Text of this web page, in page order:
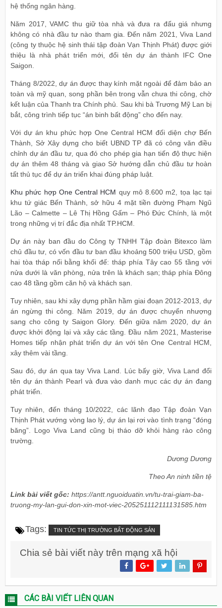
hệ thống ngân hàng.
Năm 2017, VAMC thu giữ tòa nhà và đưa ra đấu giá nhưng
không có nhà đầu tư nào tham gia. Đến năm 2021, Viva Land
(công ty thuộc hệ sinh thái tập đoàn Vạn Thịnh Phát) được giới
thiệu là nhà phát triển mới, đổi tên dự án thành IFC One
Saigon.
Tháng 8/2022, dự án được thay kính mặt ngoài để đảm bảo an
toàn và mỹ quan, song phần bên trong vẫn chưa thi công, chờ
kết luận của Thanh tra Chính phủ. Sau khi bà Trương Mỹ Lan bị
bắt, công trình tiếp tục “án binh bất động” cho đến nay.
Với dự án khu phức hợp One Central HCM đối diện chợ Bến
Thành, Sở Xây dựng cho biết UBND TP đã có công văn điều
chỉnh dự án đầu tư, qua đó cho phép gia hạn tiến độ thực hiện
dự án thêm 48 tháng và giao Sở hướng dẫn chủ đầu tư hoàn
tất thủ tục để dự án triển khai đúng pháp luật.
Khu phức hợp One Central HCM quy mô 8.600 m2, tọa lạc tại
khu tứ giác Bến Thành, sở hữu 4 mặt tiền đường Phạm Ngũ
Lão – Calmette – Lê Thị Hồng Gấm – Phó Đức Chính, là một
trong những vị trí đắc địa nhất TP.HCM.
Dự án này ban đầu do Công ty TNHH Tập đoàn Bitexco làm
chủ đầu tư, có vốn đầu tư ban đầu khoảng 500 triệu USD, gồm
hai tòa tháp nối bằng khối đế: tháp phía Tây cao 55 tầng với
nửa dưới là văn phòng, nửa trên là khách sạn; tháp phía Đông
cao 48 tầng gồm căn hộ và khách sạn.
Tuy nhiên, sau khi xây dựng phần hầm giai đoạn 2012-2013, dự
án ngừng thi công. Năm 2019, dự án được chuyển nhượng
sang cho công ty Saigon Glory. Đến giữa năm 2020, dự án
được khởi động lại và xây các tầng. Đầu năm 2021, Masterise
Homes tiếp nhận phát triển dự án với tên One Central HCM,
xây thêm vài tầng.
Sau đó, dự án qua tay Viva Land. Lúc bấy giờ, Viva Land đổi
tên dự án thành Pearl và đưa vào danh mục các dự án đang
phát triển.
Tuy nhiên, đến tháng 10/2022, các lãnh đạo Tập đoàn Vạn
Thịnh Phát vướng vòng lao lý, dự án lại rơi vào tình trạng “đóng
băng”. Logo Viva Land cũng bị tháo dỡ khỏi hàng rào công
trường.
Dương Dương
Theo An ninh tiền tệ
Link bài viết gốc: https://antt.nguoiduatin.vn/tu-trai-giam-ba-
truong-my-lan-gui-don-xin-mot-viec-205251112111131585.htm
Tags: TIN TỨC THỊ TRƯỜNG BẤT ĐỘNG SẢN
Chia sẻ bài viết này trên mạng xã hội
CÁC BÀI VIẾT LIÊN QUAN